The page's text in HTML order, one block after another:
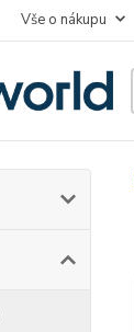
Vše o nákupu